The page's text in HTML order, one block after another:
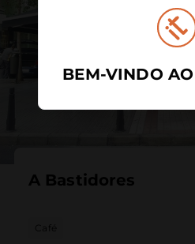
A Bastidores
Café
BEM-VINDO